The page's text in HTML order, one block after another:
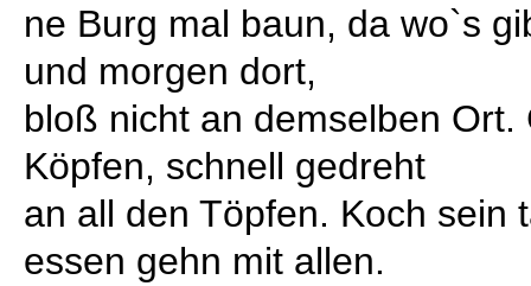
ne Burg mal baun, da wo`s
und morgen dort,
bloß nicht an demselben
Köpfen, schnell gedreht
an all den Töpfen. Koch sein
essen gehn mit allen.